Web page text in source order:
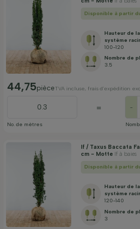
Disponible à partir
Hauteur de
système
100-120
Nombre de
3.5
44,75pièceTVA incluse, frais d’expédition
No. de mètres
= -
If / Taxus Baccata
cm - Motte If à baies
Disponible à partir
Hauteur de
système
120-140
Nombre de
3